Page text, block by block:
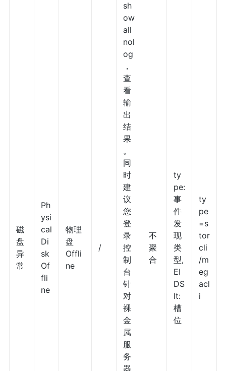
磁
盘
异
常
Ph
ysi
cal
Di
sk
Of
fli
ne
物理
盘
Offli
ne
/
sh
ow
all
nol
og
，
查
看
输
出
结
果
。
同
时
建
议
您
登
录
控
制
台
针
对
裸
金
属
服
务
器
不
聚
合
ty
pe:
事
件
发
现
类
型,
EI
DS
lt:
槽
位
ty
pe
=s
tor
cli
/m
eg
acl
i